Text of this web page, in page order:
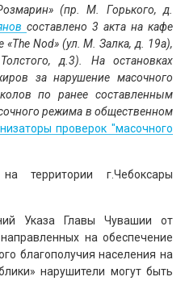
(пр. М. Горького, д.
составлено 3 акта на кафе
«The Nod» (ул. М. Залка, д. 19а),
д.3). На остановках
за нарушение масочного
по ранее составленным
режима в общественном
проверок "масочного
территории г.Чебоксары
Указа Главы Чувашии от
на обеспечение
благополучия населения на
нарушители могут быть